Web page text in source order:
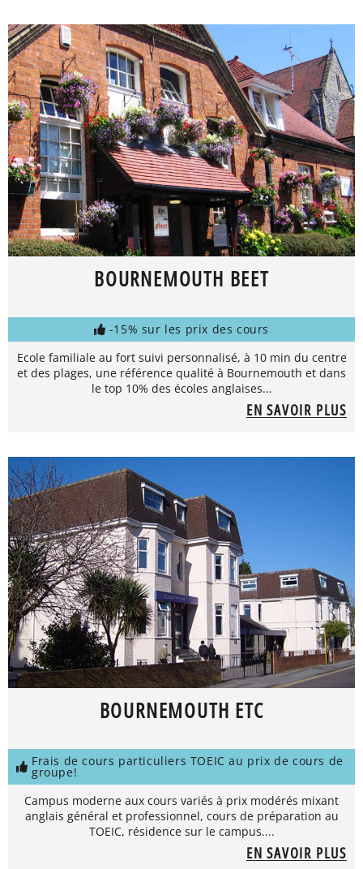
BOURNEMOUTH BEET
-15% sur les prix des cours
Ecole familiale au fort suivi personnalisé, à 10 min du centre
et des plages, une référence qualité à Bournemouth et dans
le top 10% des écoles anglaises...
EN SAVOIR PLUS
BOURNEMOUTH ETC
Frais de cours particuliers TOEIC au prix de cours de
groupe!
Campus moderne aux cours variés à prix modérés mixant
anglais général et professionnel, cours de préparation au
TOEIC, résidence sur le campus....
EN SAVOIR PLUS